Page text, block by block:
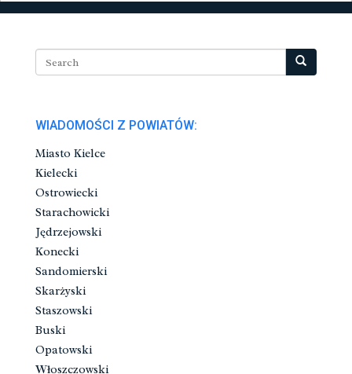
WIADOMOŚCI Z POWIATÓW:
Miasto Kielce
Kielecki
Ostrowiecki
Starachowicki
Jędrzejowski
Konecki
Sandomierski
Skarżyski
Staszowski
Buski
Opatowski
Włoszczowski